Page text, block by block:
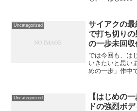
た必殺技につい
ボクサーがいる
Uncategorized
サイアクの
で打ち切り
の一歩未回収
では今回も、は
いきたいと思い
めの一歩」作中
覧ください。「
のままとなって
Uncategorized
【はじめの
ドの強烈ボ